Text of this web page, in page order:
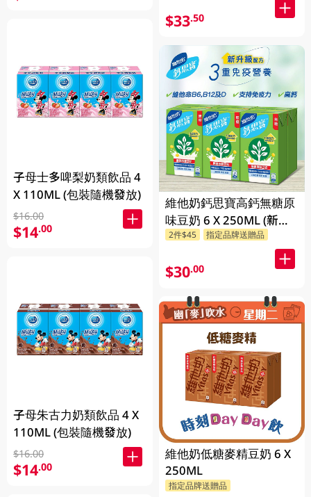
子母士多啤梨奶類飲品 4
X 110ML (包裝隨機發放)
$16.00
$14.00
子母朱古力奶類飲品 4 X
110ML (包裝隨機發放)
$16.00
$14.00
$33.50
維他奶鈣思寶高鈣無糖原
味豆奶 6 X 250ML (新舊
包裝隨機發貨)
2件$45 指定品牌送贈品
$30.00
維他奶低糖麥精豆奶 6 X
250ML
指定品牌送贈品